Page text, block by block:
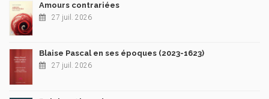
Amours contrariées
27 juil. 2026
Blaise Pascal en ses époques (2023-1623)
27 juil. 2026